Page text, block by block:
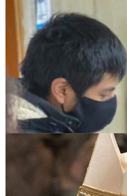
La cultura del cuidado